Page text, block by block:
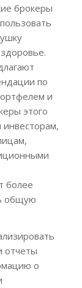
брокеры
по
и
этого
более
общую
отчеты
о